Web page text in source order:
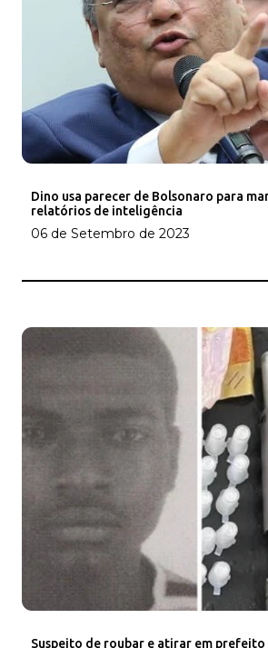
Dino usa parecer de Bolsonaro para
relatórios de inteligência
06 de Setembro de 2023
Suspeito de roubar e atirar em